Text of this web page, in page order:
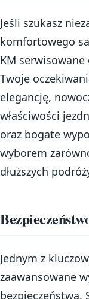
Jeśli szukasz
komfortowego
KM serwisowane
Twoje
elegancję,
właściwości
oraz bogate
wyborem
dłuższych
Jednym z
zaawansowane
bezpieczeństwa.